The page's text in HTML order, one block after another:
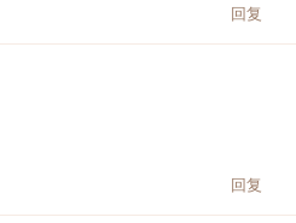
回复
回复